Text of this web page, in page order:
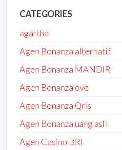
CATEGORIES
agartha
Agen Bonanza alternatif
Agen Bonanza MANDIRI
Agen Bonanza ovo
Agen Bonanza Qris
Agen Bonanza uang asli
Agen Casino BRI